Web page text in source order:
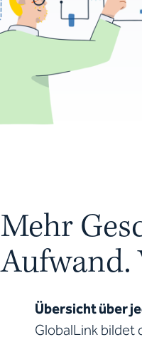
Mehr
Aufwand.
Übersicht über
GlobalLink bildet